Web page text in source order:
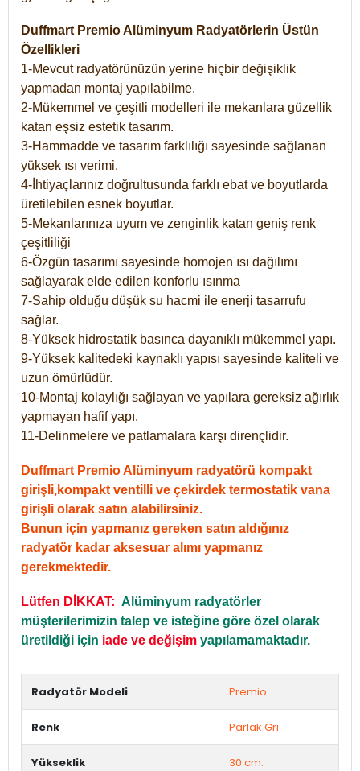
Duffmart Premio Alüminyum Radyatörlerin Üstün
Özellikleri
1-Mevcut radyatörünüzün yerine hiçbir değişiklik
yapmadan montaj yapılabilme.
2-Mükemmel ve çeşitli modelleri ile mekanlara güzellik
katan eşsiz estetik tasarım.
3-Hammadde ve tasarım farklılığı sayesinde sağlanan
yüksek ısı verimi.
4-İhtiyaçlarınız doğrultusunda farklı ebat ve boyutlarda
üretilebilen esnek boyutlar.
5-Mekanlarınıza uyum ve zenginlik katan geniş renk
çeşitliliği
6-Özgün tasarımı sayesinde homojen ısı dağılımı
sağlayarak elde edilen konforlu ısınma
7-Sahip olduğu düşük su hacmi ile enerji tasarrufu
sağlar.
8-Yüksek hidrostatik basınca dayanıklı mükemmel yapı.
9-Yüksek kalitedeki kaynaklı yapısı sayesinde kaliteli ve
uzun ömürlüdür.
10-Montaj kolaylığı sağlayan ve yapılara gereksiz ağırlık
yapmayan hafif yapı.
11-Delinmelere ve patlamalara karşı dirençlidir.
Duffmart Premio Alüminyum radyatörü kompakt
girişli,kompakt ventilli ve çekirdek termostatik vana
girişli olarak satın alabilirsiniz.
Bunun için yapmanız gereken satın aldığınız
radyatör kadar aksesuar alımı yapmanız
gerekmektedir.
Lütfen DİKKAT: Alüminyum radyatörler
müşterilerimizin talep ve isteğine göre özel olarak
üretildiği için iade ve değişim yapılamamaktadır.
Radyatör Modeli Premio
Renk Parlak Gri
Yükseklik 30 cm.